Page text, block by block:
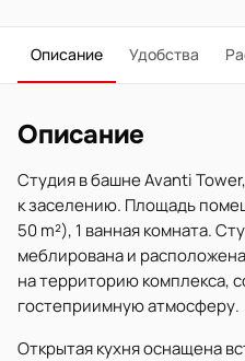
Описание Удобства
Описание
Студия в башне Avanti
к заселению. Площадь
50 m²), 1 ванная комната.
меблирована и
на территорию комплекса,
гостеприимную атмосферу.
Открытая кухня оснащена